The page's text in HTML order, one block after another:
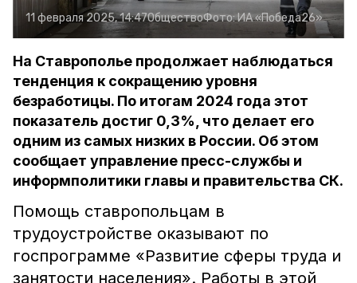
11 февраля 2025, 14:47ОбществоФото:ИА «Победа26»
На Ставрополье продолжает наблюдаться
тенденция к сокращению уровня
безработицы. По итогам 2024 года этот
показатель достиг 0,3%, что делает его
одним из самых низких в России. Об этом
сообщает управление пресс-службы и
информполитики главы и правительства СК.
Помощь ставропольцам в
трудоустройстве оказывают по
госпрограмме «Развитие сферы труда и
занятости населения». Работы в этой